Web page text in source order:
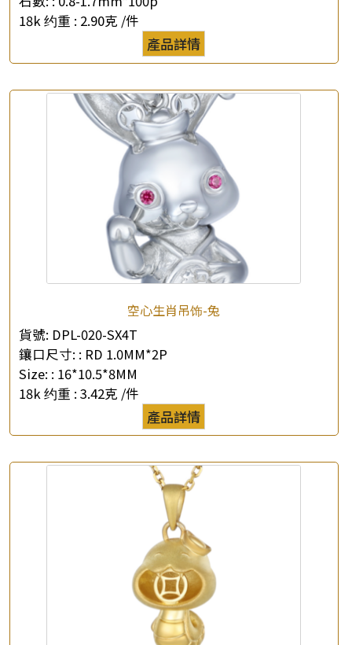
18k 约重 : 2.90克 /件
產品詳情
空心生肖吊饰-兔
貨號: DPL-020-SX4T
鑲口尺寸: : RD 1.0MM*2P
Size: : 16*10.5*8MM
18k 约重 : 3.42克 /件
產品詳情